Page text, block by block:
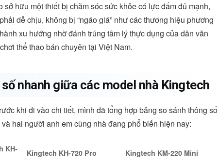
hữu một thiết bị chăm sóc sức khỏe có lực đấm đủ mạnh,
dễ chịu, không bị “ngáo giá” như các thương hiệu phương
xu hướng nhờ đánh trúng tâm lý thực dụng của dân văn
thể thao bán chuyên tại Việt Nam.
nhanh giữa các model nhà Kingtech
khi đi vào chi tiết, mình đã tổng hợp bảng so sánh thông số
hai người anh em cùng nhà đang phổ biến hiện nay:
KH-
Kingtech KH-720 Pro Kingtech KM-220 Mini